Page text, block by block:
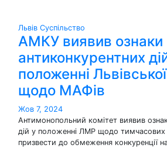
Львів Суспільство
АМКУ виявив ознаки
антиконкурентних
положенні
щодо МАФів
Жов 7, 2024
Антимонопольний комітет виявив
дій у положенні ЛМР щодо тимчасових
призвести до обмеження конкуренції